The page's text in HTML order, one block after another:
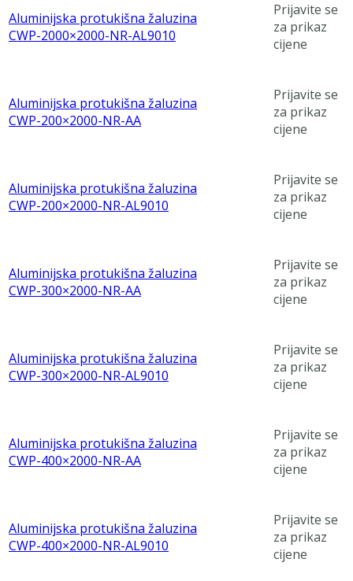
Aluminijska protukišna žaluzina
CWP-2000×2000-NR-AL9010
Prijavite se
za prikaz
cijene
Aluminijska protukišna žaluzina
CWP-200×2000-NR-AA
Prijavite se
za prikaz
cijene
Aluminijska protukišna žaluzina
CWP-200×2000-NR-AL9010
Prijavite se
za prikaz
cijene
Aluminijska protukišna žaluzina
CWP-300×2000-NR-AA
Prijavite se
za prikaz
cijene
Aluminijska protukišna žaluzina
CWP-300×2000-NR-AL9010
Prijavite se
za prikaz
cijene
Aluminijska protukišna žaluzina
CWP-400×2000-NR-AA
Prijavite se
za prikaz
cijene
Aluminijska protukišna žaluzina
CWP-400×2000-NR-AL9010
Prijavite se
za prikaz
cijene